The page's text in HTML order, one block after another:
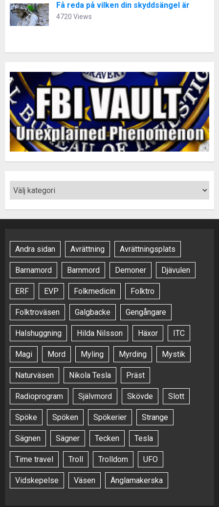
Få reda på vilken din skyddsängel är
4720 Views
Andra sidan Avrättning Avrättningsplats
Barnamord Barnmord Demoner Djävulen
ERF EVP Folkmedicin Folktro
Folktroväsen Galgbacke Gengångare
Halshuggning Hilda Nilsson Häxor ITC
Magi Mord Myling Myrding Mystik
Naturväsen Nikola Tesla Präst
Radioprogram Självmord Skövde Slott
Spöke Spöken Spökerier Strange
Sägnen Sägner Tecken Tesla
Time travel Troll Trolldom UFO
Vidskepelse Väsen Änglamakerska